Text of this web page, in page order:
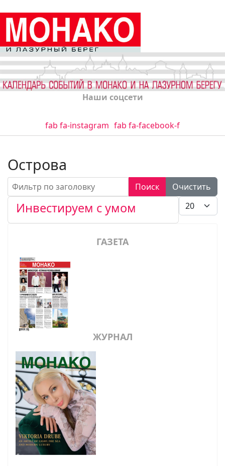
Наши соцсети
fab fa-instagram fab fa-facebook-f
Острова
Фильтр по заголовку Поиск
Очистить
Кол-во
Инвестируем с умом
ГАЗЕТА
ЖУРНАЛ